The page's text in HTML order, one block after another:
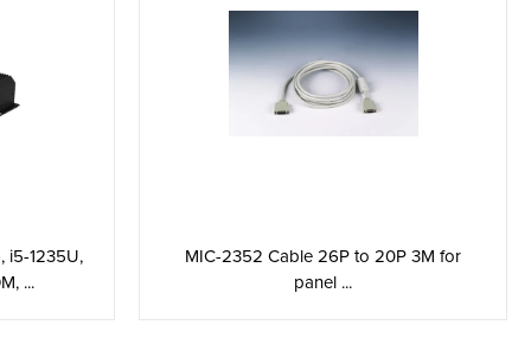
i5-1235U,
...
MIC-2352 Cable 26P to 20P 3M for
panel ...